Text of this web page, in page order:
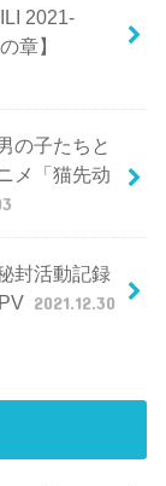
2021-
章】
の子たちと
メ「猫先动
封活動記録
2021.12.30